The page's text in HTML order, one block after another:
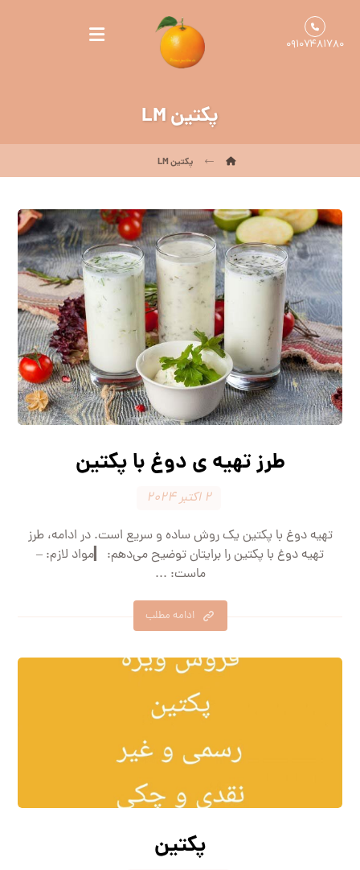
۰۹۱۰۷۴۸۱۷۸۰
پکتین LM
پکتین LM
طرز تهیه ی دوغ با پکتین
۲ اکتبر ۲۰۲۴
تهیه دوغ با پکتین یک روش ساده و سریع است. در ادامه، طرز
تهیه دوغ با پکتین را برایتان توضیح می‌دهم: ▎مواد لازم: –
ماست: ...
ادامه مطلب
پکتین